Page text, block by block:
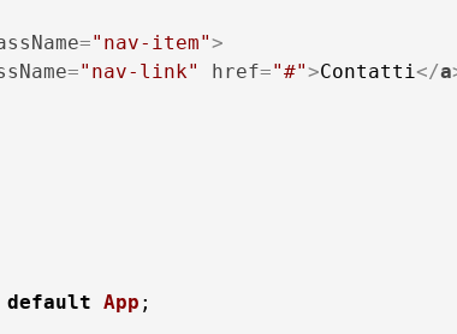
="nav-item">
="nav-link" href="#">Contatti</a
default App ;